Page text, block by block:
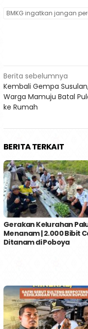
BMKG ingatkan jangan
Navigasi
pos
Berita sebelumnya
Kembali Gempa
Warga Mamuju Batal
ke Rumah
BERITA TERKAIT
Gerakan Kelurahan
Menanam | 2.000 Bibit
Ditanam di Poboya